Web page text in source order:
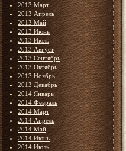
2013 Март
2013 Апрель
2013 Май
2013 Июнь
2013 Июль
2013 Август
2013 Сентябрь
2013 Октябрь
2013 Ноябрь
2013 Декабрь
2014 Январь
2014 Февраль
2014 Март
2014 Апрель
2014 Май
2014 Июнь
2014 Июль